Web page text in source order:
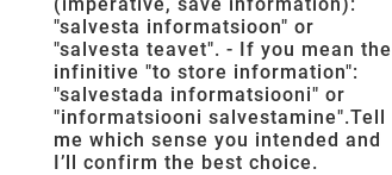
"salvesta informatsioon" or
"salvesta teavet". - If you mean the
infinitive "to store information":
"salvestada informatsiooni" or
"informatsiooni salvestamine".Tell
me which sense you intended and
I’ll confirm the best choice.